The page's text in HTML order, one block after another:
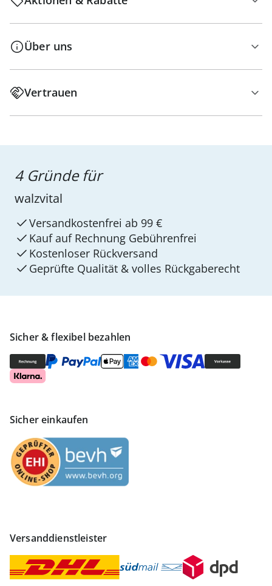
Über uns
Vertrauen
Sicher & flexibel bezahlen
Sicher einkaufen
Versanddienstleister
4 Gründe für
walzvital
Versandkostenfrei ab 99 €
Kauf auf Rechnung Gebührenfrei
Kostenloser Rückversand
Geprüfte Qualität & volles Rückgaberecht